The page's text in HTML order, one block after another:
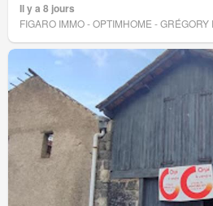
Il y a 8 jours
FIGARO IMMO - OPTIMHOME -